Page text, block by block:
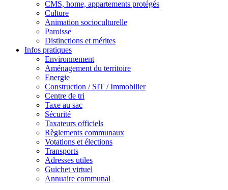
CMS, home, appartements protégés
Culture
Animation socioculturelle
Paroisse
Distinctions et mérites
Infos pratiques
Environnement
Aménagement du territoire
Energie
Construction / SIT / Immobilier
Centre de tri
Taxe au sac
Sécurité
Taxateurs officiels
Règlements communaux
Votations et élections
Transports
Adresses utiles
Guichet virtuel
Annuaire communal